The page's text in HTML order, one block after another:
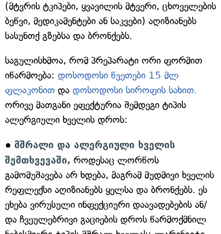
(მტვრის ტკიპები, ყვავილის მტვერი, ცხოველების
ბეწვი, მედიკამენტები ან საკვები) აღიზიანებს
სასუნთქ გზებსა და ბრონქებს.
საგულისხმოა, რომ პრეპარატი ორი ფორმით
იწარმოება: დოსოდოსი წვეთები 15 მლ
ფლაკონით და დოსოდოსი სიროფის სახით.
ორივე მათგანი ეფექტურია შემდეგი ტიპის
ალერგიული ხველის დროს:
● მშრალი და ალერგიული ხველის
შემთხვევაში, როდესაც ლორწოს
გამომუშავება არ ხდება, მაგრამ მუდმივი ხველის
რეფლექსი აღიზიანებს ყელსა და ბრონქებს. ეს
ეხება ვირუსული ინფექციური დაავადებების ან/
და ჩვეულებრივი გაციების დროს წარმოქმნილ